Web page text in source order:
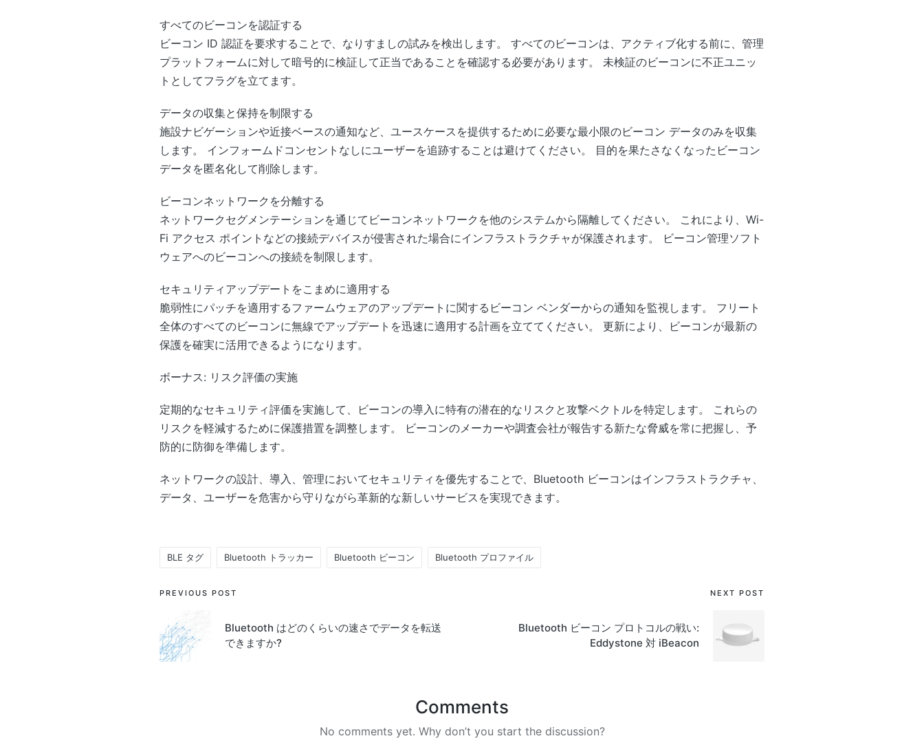
すべてのビーコンを認証する
ビーコン ID 認証を要求することで、なりすましの試みを検出します。 すべてのビーコンは、アクティブ化する前に、管理
プラットフォームに対して暗号的に検証して正当であることを確認する必要があります。 未検証のビーコンに不正ユニッ
トとしてフラグを立てます。
データの収集と保持を制限する
施設ナビゲーションや近接ベースの通知など、ユースケースを提供するために必要な最小限のビーコン データのみを収集
します。 インフォームドコンセントなしにユーザーを追跡することは避けてください。 目的を果たさなくなったビーコン
データを匿名化して削除します。
ビーコンネットワークを分離する
ネットワークセグメンテーションを通じてビーコンネットワークを他のシステムから隔離してください。 これにより、Wi-
Fi アクセス ポイントなどの接続デバイスが侵害された場合にインフラストラクチャが保護されます。 ビーコン管理ソフト
ウェアへのビーコンへの接続を制限します。
セキュリティアップデートをこまめに適用する
脆弱性にパッチを適用するファームウェアのアップデートに関するビーコン ベンダーからの通知を監視します。 フリート
全体のすべてのビーコンに無線でアップデートを迅速に適用する計画を立ててください。 更新により、ビーコンが最新の
保護を確実に活用できるようになります。
ボーナス: リスク評価の実施
定期的なセキュリティ評価を実施して、ビーコンの導入に特有の潜在的なリスクと攻撃ベクトルを特定します。 これらの
リスクを軽減するために保護措置を調整します。 ビーコンのメーカーや調査会社が報告する新たな脅威を常に把握し、予
防的に防御を準備します。
ネットワークの設計、導入、管理においてセキュリティを優先することで、Bluetooth ビーコンはインフラストラクチャ、
データ、ユーザーを危害から守りながら革新的な新しいサービスを実現できます。
Tags:
BLE タグ Bluetooth トラッカー Bluetooth ビーコン Bluetooth プロファイル
Post
navigation
PREVIOUS POST
Bluetooth はどのくらいの速さでデータを転送
できますか?
NEXT POST
Bluetooth ビーコン プロトコルの戦い:
Eddystone 対 iBeacon
Comments
No comments yet. Why don’t you start the discussion?